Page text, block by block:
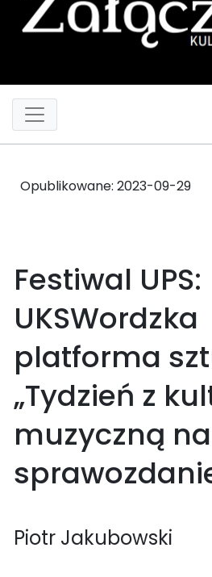
Opublikowane: 2023-09-29
Festiwal UPS:
UKSWordzka
platforma
„Tydzień z
muzyczną na
Piotr Jakubowski